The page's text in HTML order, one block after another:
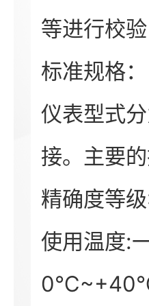
等进行校
标准规格：
仪表型式
接。主要
精确度等
使用温度